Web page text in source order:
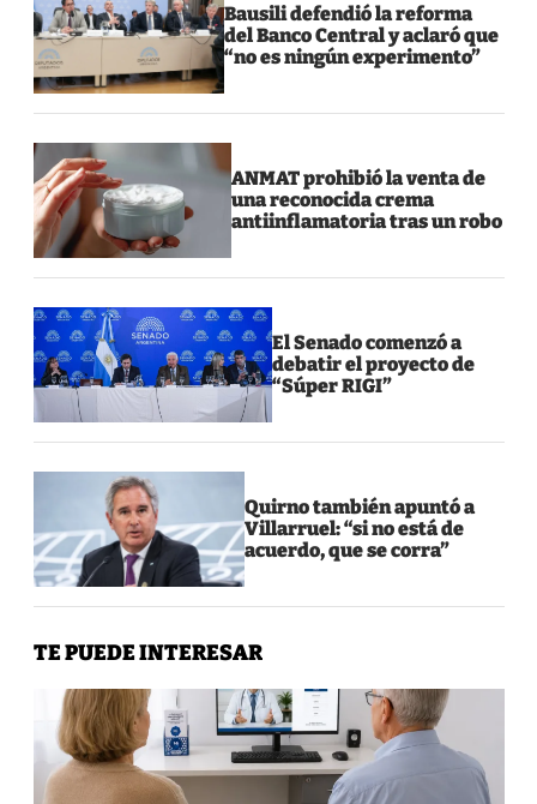
Bausili defendió la reforma
del Banco Central y aclaró que
“no es ningún experimento”
ANMAT prohibió la venta de
una reconocida crema
antiinflamatoria tras un robo
El Senado comenzó a
debatir el proyecto de
“Súper RIGI”
Quirno también apuntó a
Villarruel: “si no está de
acuerdo, que se corra”
TE PUEDE INTERESAR